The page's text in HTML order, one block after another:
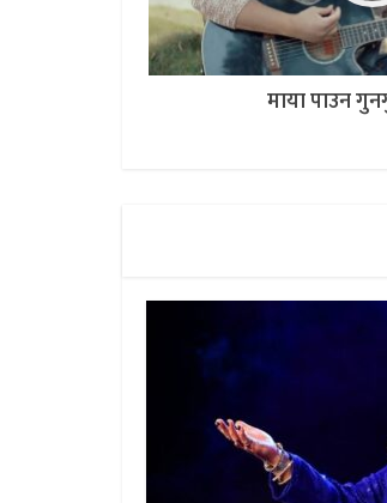
माया पाउन